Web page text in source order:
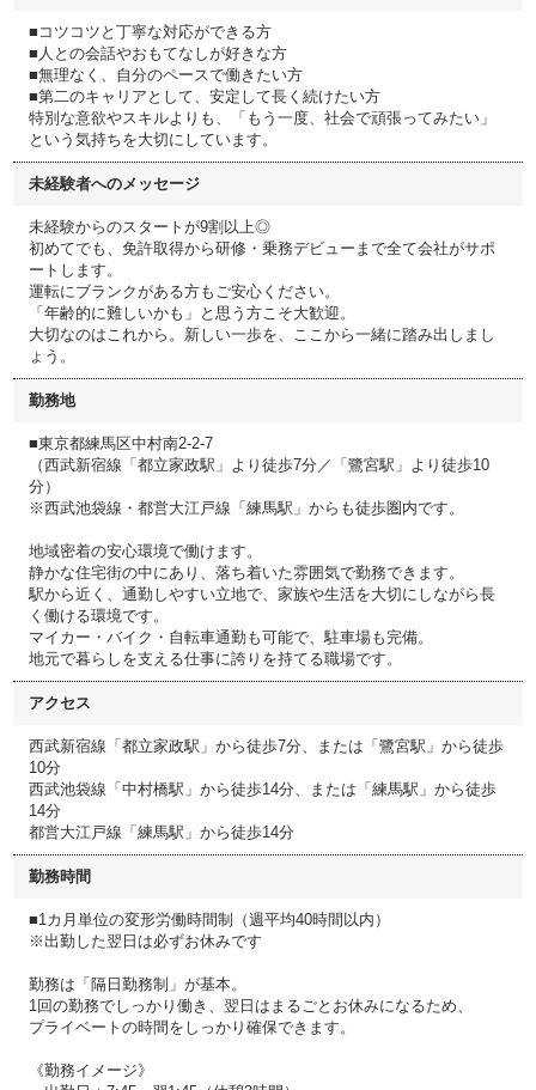
■コツコツと丁寧な対応ができる方
■人との会話やおもてなしが好きな方
■無理なく、自分のペースで働きたい方
■第二のキャリアとして、安定して長く続けたい方
特別な意欲やスキルよりも、「もう一度、社会で頑張ってみたい」
という気持ちを大切にしています。
未経験者へのメッセージ
未経験からのスタートが9割以上◎
初めてでも、免許取得から研修・乗務デビューまで全て会社がサポ
ートします。
運転にブランクがある方もご安心ください。
「年齢的に難しいかも」と思う方こそ大歓迎。
大切なのはこれから。新しい一歩を、ここから一緒に踏み出しまし
ょう。
勤務地
■東京都練馬区中村南2-2-7
（西武新宿線「都立家政駅」より徒歩7分／「鷺宮駅」より徒歩10
分）
※西武池袋線・都営大江戸線「練馬駅」からも徒歩圏内です。
地域密着の安心環境で働けます。
静かな住宅街の中にあり、落ち着いた雰囲気で勤務できます。
駅から近く、通勤しやすい立地で、家族や生活を大切にしながら長
く働ける環境です。
マイカー・バイク・自転車通勤も可能で、駐車場も完備。
地元で暮らしを支える仕事に誇りを持てる職場です。
アクセス
西武新宿線「都立家政駅」から徒歩7分、または「鷺宮駅」から徒歩
10分
西武池袋線「中村橋駅」から徒歩14分、または「練馬駅」から徒歩
14分
都営大江戸線「練馬駅」から徒歩14分
勤務時間
■1カ月単位の変形労働時間制（週平均40時間以内）
※出勤した翌日は必ずお休みです
勤務は「隔日勤務制」が基本。
1回の勤務でしっかり働き、翌日はまるごとお休みになるため、
プライベートの時間をしっかり確保できます。
《勤務イメージ》